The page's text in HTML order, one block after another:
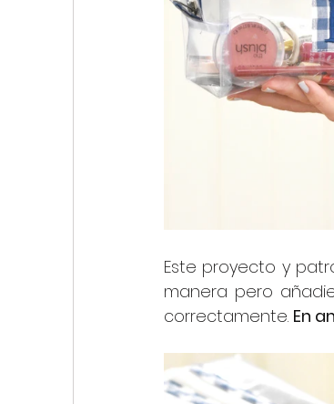
Este proyecto y
manera pero
correctamente. En